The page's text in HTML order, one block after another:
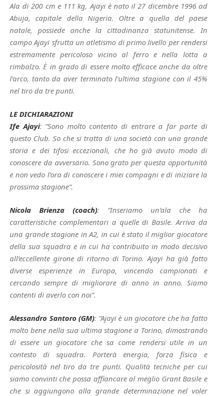
Ala di 200 cm e 111 kg, Ajayi è nato il 27 dicembre 1996 ad
Abuja, capitale della Nigeria. Oltre a quella del paese
natale, possiede anche la cittadinanza statunitense. In
campo Ajayi sfrutta un atletismo di primo livello per rendersi
estremamente pericoloso vicino al ferro e nella lotta a
rimbalzo. È in grado di essere molto efficace anche da oltre
l’arco, tanto da aver terminato l’ultima stagione con il 45%
nel tiro da tre punti.
LE DICHIARAZIONI
Ife Ajayi: “Sono molto contento di entrare a far parte di
questo Club. So che si tratta di una società con una grande
storia e dei tifosi eccezionali, che ho già avuto modo di
conoscere da avversario. Sono grato per questa opportunità
e non vedo l’ora di conoscere i miei compagni e di iniziare la
prossima stagione”.
Nicola Brienza (coach): “Inseriamo un’ala che ha
caratteristiche complementari a quelle di Basile. Arriva da
una grande stagione in A2, in cui è stato il miglior giocatore
della sua squadra e in cui ha contribuito in modo decisivo
all’eccellente girone di ritorno di Torino. Ajayi ha già fatto
diverse esperienze in Europa, vincendo campionati e
cercando sempre di migliorare di anno in anno. Siamo
contenti di averlo con noi”.
Alessandro Santoro (GM): “Ajayi è un giocatore che ha fatto
molto bene nella sua ultima stagione a Torino, dimostrando
di essere un giocatore che sa come rendersi utile in un
contesto di squadra. Porterà energia, forza fisica e
pericolosità nel tiro da tre punti. Qualità tecniche per cui
siamo convinti che possa affiancare al meglio Grant Basile e
che si aggiungono alla grande determinazione nel voler